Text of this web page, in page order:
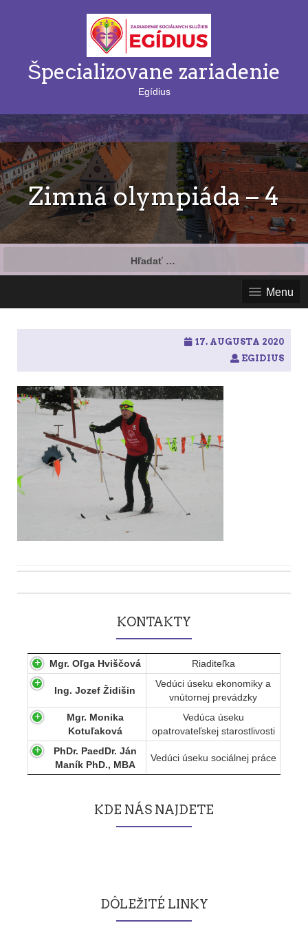
Špecializovane zariadenie
Egídius
Zimná olympiáda – 4
Menu
17. AUGUSTA 2020
EGIDIUS
navigation
KONTAKTY
Mgr. Oľga Hviščová Riaditeľka
Ing. Jozef Židišin
Vedúci úseku ekonomiky a
vnútornej prevádzky
Mgr. Monika
Kotuľaková
Vedúca úseku
opatrovateľskej starostlivosti
PhDr. PaedDr. Ján
Maník PhD., MBA
Vedúci úseku sociálnej práce
KDE NÁS NAJDETE
DÔLEŽITÉ LINKY